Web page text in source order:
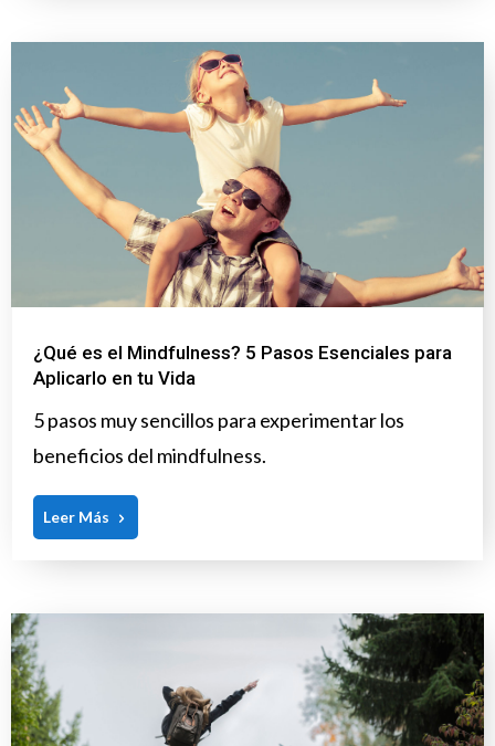
¿Qué es el Mindfulness? 5 Pasos Esenciales para
Aplicarlo en tu Vida
5 pasos muy sencillos para experimentar los
beneficios del mindfulness.
Leer Más